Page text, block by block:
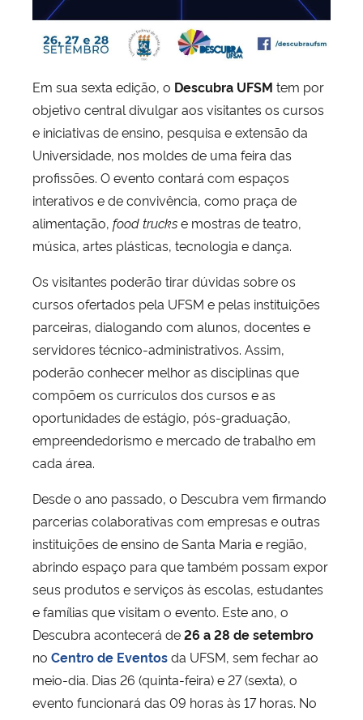
Em sua sexta edição, o Descubra UFSM tem por
objetivo central divulgar aos visitantes os cursos
e iniciativas de ensino, pesquisa e extensão da
Universidade, nos moldes de uma feira das
profissões. O evento contará com espaços
interativos e de convivência, como praça de
alimentação, food truckse mostras de teatro,
música, artes plásticas, tecnologia e dança.
Os visitantes poderão tirar dúvidas sobre os
cursos ofertados pela UFSM e pelas instituições
parceiras, dialogando com alunos, docentes e
servidores técnico-administrativos. Assim,
poderão conhecer melhor as disciplinas que
compõem os currículos dos cursos e as
oportunidades de estágio, pós-graduação,
empreendedorismo e mercado de trabalho em
cada área.
Desde o ano passado, o Descubra vem firmando
parcerias colaborativas com empresas e outras
instituições de ensino de Santa Maria e região,
abrindo espaço para que também possam expor
seus produtos e serviços às escolas, estudantes
e famílias que visitam o evento. Este ano, o
Descubra acontecerá de26 a 28 de setembro
no Centro de Eventosda UFSM, sem fechar ao
meio-dia. Dias 26 (quinta-feira) e 27 (sexta), o
evento funcionará das 09 horas às 17 horas. No